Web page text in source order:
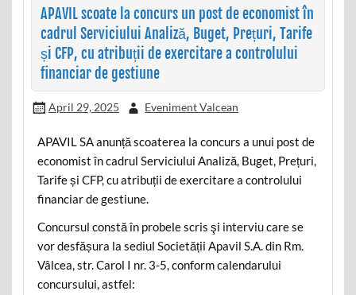
APAVIL scoate la concurs un post de economist în
cadrul Serviciului Analiză, Buget, Prețuri, Tarife
și CFP, cu atribuții de exercitare a controlului
financiar de gestiune
April 29, 2025 Eveniment Valcean
APAVIL SA anunță scoaterea la concurs a unui post de
economist în cadrul Serviciului Analiză, Buget, Prețuri,
Tarife și CFP, cu atribuții de exercitare a controlului
financiar de gestiune.
Concursul constă în probele scris şi interviu care se
vor desfășura la sediul Societății Apavil S.A. din Rm.
Vâlcea, str. Carol I nr. 3-5, conform calendarului
concursului, astfel: